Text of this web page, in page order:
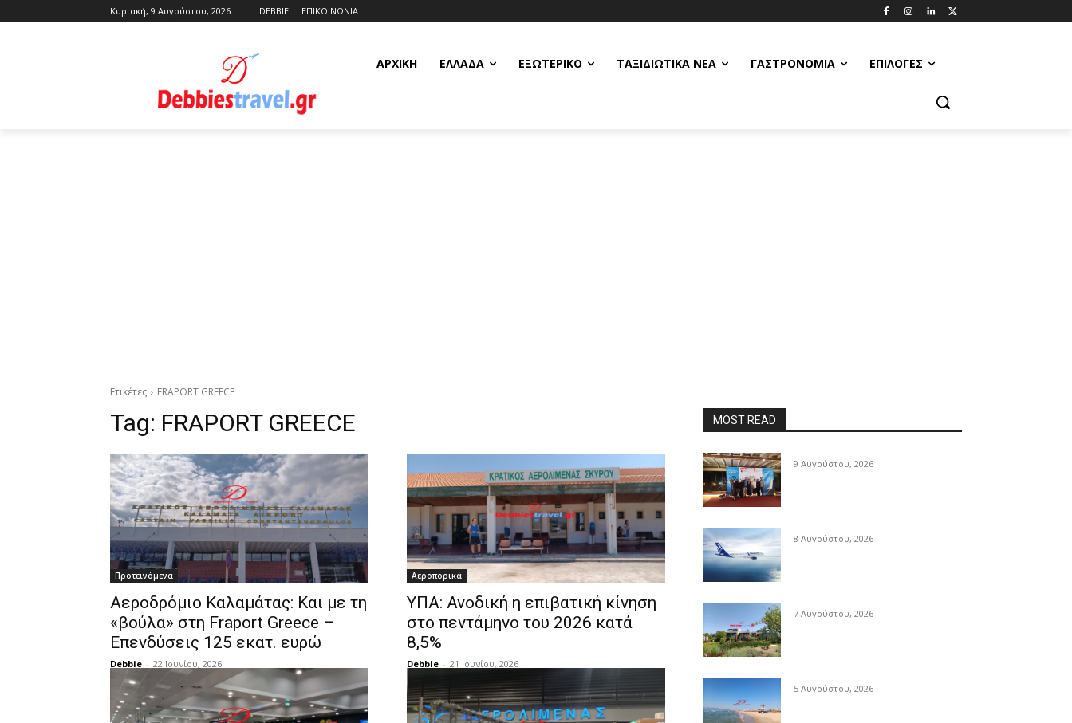
Κυριακή, 9 Αυγούστου, 2026 DEBBIE ΕΠΙΚΟΙΝΩΝΙΑ
ΑΡΧΙΚΗ ΕΛΛΆΔΑ ΕΞΩΤΕΡΙΚΌ ΤΑΞΙΔΙΩΤΙΚΆ ΝΈΑ ΓΑΣΤΡΟΝΟΜΊΑ ΕΠΙΛΟΓΈΣ
Ετικέτες FRAPORT GREECE
Tag: FRAPORT GREECE
Προτεινόμενα
Αεροδρόμιο Καλαμάτας: Και με τη
«βούλα» στη Fraport Greece –
Επενδύσεις 125 εκατ. ευρώ
Debbie - 22 Ιουνίου, 2026
Αεροπορικά
ΥΠΑ: Ανοδική η επιβατική κίνηση
στο πεντάμηνο του 2026 κατά
8,5%
Debbie - 21 Ιουνίου, 2026
MOST READ
9 Αυγούστου, 2026
8 Αυγούστου, 2026
7 Αυγούστου, 2026
5 Αυγούστου, 2026